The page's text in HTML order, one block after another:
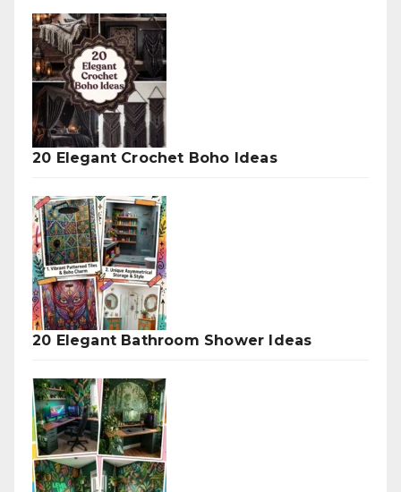
20 Elegant Crochet Boho Ideas
20 Elegant Bathroom Shower Ideas